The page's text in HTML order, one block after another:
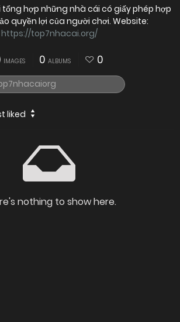
hợp những nhà cái có giấy phép hợp
quyền lợi của người chơi. Website:
https://top7nhacai.org/
IMAGES 0 ALBUMS 0
liked
nothing to show here.